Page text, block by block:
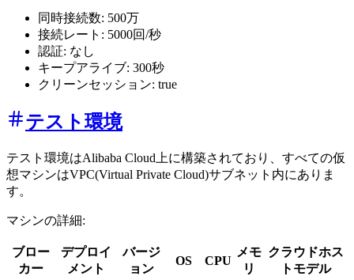
同時接続数: 500万
接続レート: 5000回/秒
認証: なし
キープアライブ: 300秒
クリーンセッション: true
テスト環境
テスト環境はAlibaba Cloud上に構築されており、すべての仮
想マシンはVPC(Virtual Private Cloud)サブネット内にありま
す。
マシンの詳細:
ブロー
カー
デプロイ
メント
バージ
ョン
OS CPU
メモ
リ
クラウドホス
トモデル